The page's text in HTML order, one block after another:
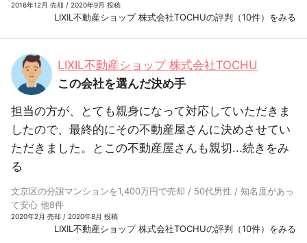
2016年12月 売却 / 2020年9月 投稿
LIXIL不動産ショップ 株式会社TOCHUの評判（10件）をみる
LIXIL不動産ショップ 株式会社TOCHU
この会社を選んだ決め手
担当の方が、とても親身になって対応していただきま
したので、最終的にその不動産屋さんに決めさせてい
ただきました。とこの不動産屋さんも親切...続きをみ
る
文京区の分譲マンションを1,400万円で売却 / 50代男性 / 知名度があっ
て安心 他8件
2020年2月 売却 / 2020年8月 投稿
LIXIL不動産ショップ 株式会社TOCHUの評判（10件）をみる